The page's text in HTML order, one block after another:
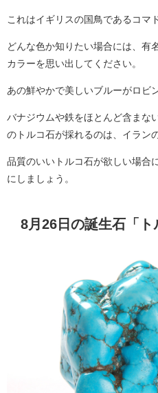
これはイギリスの国鳥であるコマ
どんな色か知りたい場合には、有
カラーを思い出してください。
あの鮮やかで美しいブルーがロビ
バナジウムや鉄をほとんど含まな
のトルコ石が採れるのは、イラン
品質のいいトルコ石が欲しい場合
にしましょう。
8月26日の誕生石「ト